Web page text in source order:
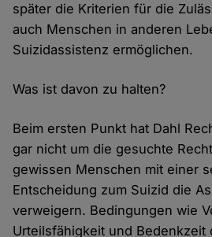
später die Kriterien für die
auch Menschen in anderen
Suizidassistenz ermöglichen.
Was ist davon zu halten?
Beim ersten Punkt hat Dahl
gar nicht um die gesuchte
gewissen Menschen mit einer
Entscheidung zum Suizid die
verweigern. Bedingungen wie
Urteilsfähigkeit und Bedenkzeit